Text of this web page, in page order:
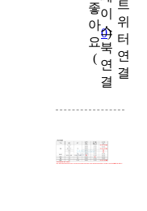
좋
아
요
(
0)